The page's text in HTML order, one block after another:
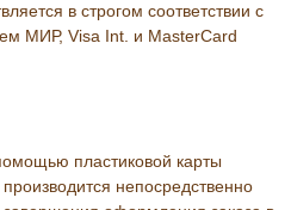
в строгом соответствии с
МИР, Visa Int. и MasterCard
пластиковой карты
непосредственно